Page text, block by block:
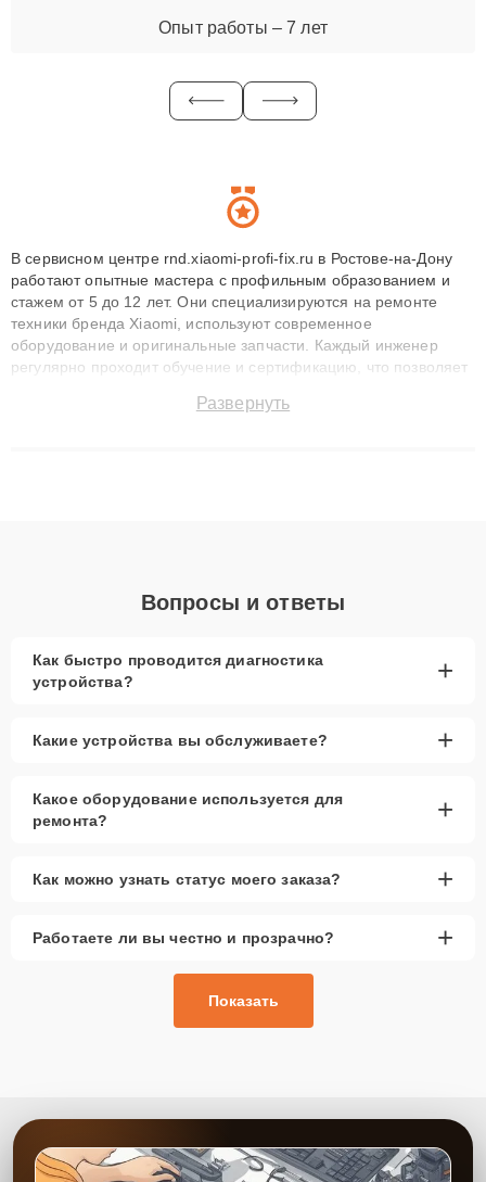
Опыт работы – 7 лет
В сервисном центре rnd.xiaomi-profi-fix.ru в Ростове-на-Дону
работают опытные мастера с профильным образованием и
стажем от 5 до 12 лет. Они специализируются на ремонте
техники бренда Xiaomi, используют современное
оборудование и оригинальные запчасти. Каждый инженер
регулярно проходит обучение и сертификацию, что позволяет
технику с сохранением гарантии до 3 лет. Наши мастера
Развернуть
Вопросы и ответы
Как быстро проводится диагностика
устройства?
+
Какие устройства вы обслуживаете? +
Какое оборудование используется для
ремонта?
+
Как можно узнать статус моего заказа? +
Работаете ли вы честно и прозрачно? +
Показать